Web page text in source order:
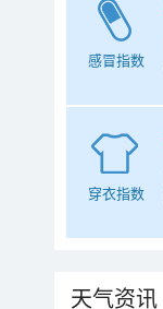
感冒指数
穿衣指数
天气资讯